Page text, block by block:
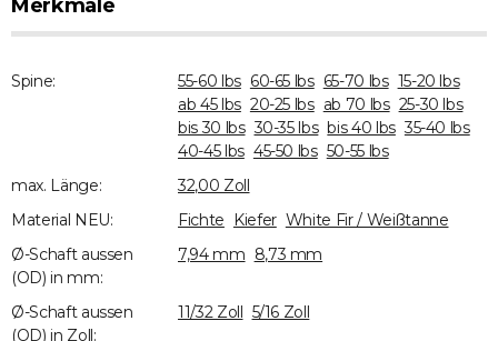
Merkmale
Spine: 55-60 lbs 60-65 lbs 65-70 lbs 15-20 lbs
ab 45 lbs 20-25 lbs ab 70 lbs 25-30 lbs
bis 30 lbs 30-35 lbs bis 40 lbs 35-40 lbs
40-45 lbs 45-50 lbs 50-55 lbs
max. Länge:
32,00 Zoll
Material NEU:
Fichte Kiefer White Fir / Weißtanne
Ø-Schaft aussen
(OD) in mm:
7,94 mm 8,73 mm
Ø-Schaft aussen
(OD) in Zoll:
11/32 Zoll 5/16 Zoll